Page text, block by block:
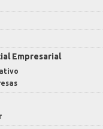
Empresarial